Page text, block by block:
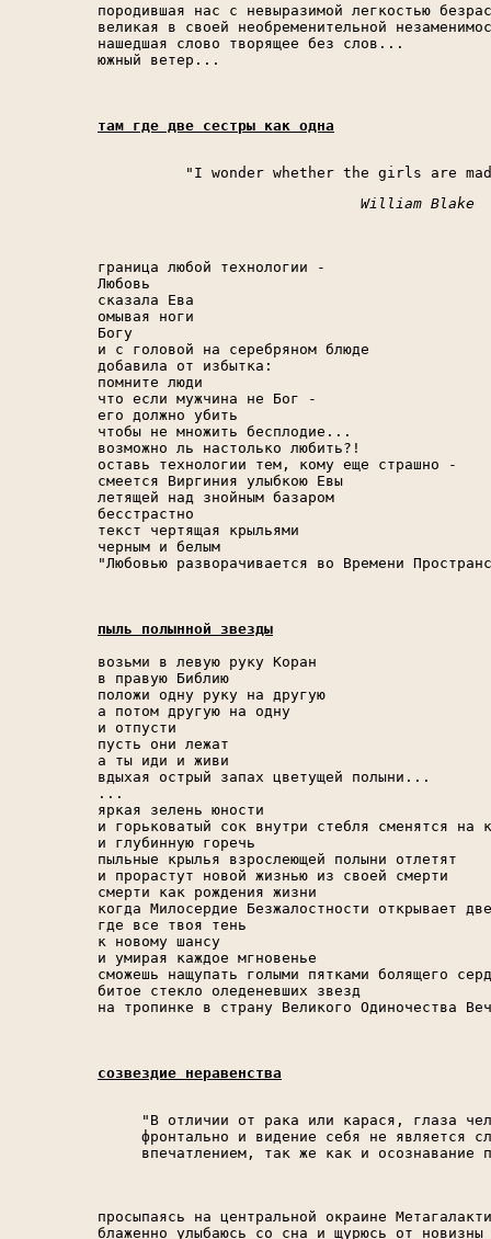
породившая нас с невыразимой легкостью
великая в своей необременительной
нашедшая слово творящее без слов...
южный ветер...
там где две сестры как одна
William Blake
граница любой технологии -
Любовь
сказала Ева
омывая ноги
Богу
и с головой на серебряном блюде
добавила от избытка:
помните люди
что если мужчина не Бог -
его должно убить
чтобы не множить бесплодие...
возможно ль настолько любить?!
оставь технологии тем, кому еще страшно -
смеется Виргиния улыбкою Евы
летящей над знойным базаром
бесстрастно
текст чертящая крыльями
черным и белым
"Любовью разворачивается во Времени
пыль полынной звезды
возьми в левую руку Коран
в правую Библию
положи одну руку на другую
а потом другую на одну
и отпусти
пусть они лежат
а ты иди и живи
вдыхая острый запах цветущей полыни...
...
яркая зелень юности
и горьковатый сок внутри стебля сменятся на
и глубинную горечь
пыльные крылья взрослеющей полыни отлетят
и прорастут новой жизнью из своей смерти
смерти как рождения жизни
когда Милосердие Безжалостности открывает
где все твоя тень
к новому шансу
и умирая каждое мгновенье
сможешь нащупать голыми пятками болящего
битое стекло оледеневших звезд
на тропинке в страну Великого Одиночества
созвездие неравенства
"В отличии от рака или карася, глаза
фронтально и видение себя не является
впечатлением, так же как и осознавание
просыпаясь на центральной окраине
блаженно улыбаюсь со сна и щурюсь от новизны